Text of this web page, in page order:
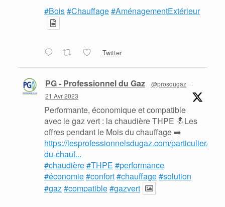
#Bois#Chauffage#AménagementExtérieur
Twitter
PG - Professionnel du Gaz @prosdugaz
·
21 Avr 2023
Performante, économique et compatible
avec le gaz vert : la chaudière THPE 🔝Les
offres pendant le Mois du chauffage ➡️
https://lesprofessionnelsdugaz.com/particulier/
du-chauf...
#chaudière#THPE #performance
#économie#confort#chauffage#solution
#gaz#compatible#gazvert